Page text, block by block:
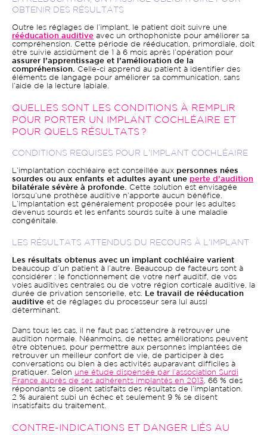
OBTENIR DES RÉSULTATS
Outre les réglages de l’implant, le patient doit suivre une
rééducation auditive avec un orthophoniste pour améliorer sa
compréhension. Cette période de rééducation, primordiale, doit
être suivie assidûment de 1 à 6 mois après l’opération pour
assurer l’apprentissage et l’amélioration de la
compréhension.
Celle-ci apprend au patient à identifier des
éléments de langage pour améliorer sa communication, sans
l’aide de la lecture labiale.
QUELLES SONT LES CONDITIONS À REMPLIR
POUR PORTER UN IMPLANT COCHLÉAIRE ET
POUR QUELS RÉSULTATS ?
CONDITIONS REQUISES POUR L’IMPLANT COCHLÉAIRE
L’implantation cochléaire est conseillée aux personnes nées
sourdes ou aux enfants et adultes ayant une perte d’audition
bilatérale sévère à profonde.
Cette solution est envisagée
lorsqu’une prothèse auditive n’apporte aucun bénéfice.
L’implantation est généralement proposée pour les adultes
devenus sourds et les enfants sourds suite à une maladie
congénitale.
LES RÉSULTATS ATTENDUS DU RECOURS À L’IMPLANT
Les résultats obtenus avec un implant cochléaire varient
beaucoup d’un patient à l’autre. Beaucoup de facteurs sont à
considérer : le fonctionnement de votre nerf auditif, de vos
voies auditives centrales ou de votre région corticale auditive, la
durée de privation sensorielle, etc.
Le travail de rééducation
auditive et de réglages du processeur sera lui aussi
déterminant.
Dans tous les cas, il ne faut pas s’attendre à retrouver une
audition normale. Néanmoins, de nettes améliorations peuvent
être obtenues, pour permettre aux personnes implantées de
retrouver un meilleur confort de vie, de participer à des
conversations ou bien à des activités auparavant difficiles à
pratiquer. Selon une étude dispensée par l’association Surdi
France auprès de ses adhérents implantés en 2013 , 66 % des
répondants se disent satisfaits des résultats de l’implantation.
2 % auraient subi un échec et seulement 9 % se disent
insatisfaits du traitement.
CONTRE-INDICATIONS ET DANGER LIÉS AU